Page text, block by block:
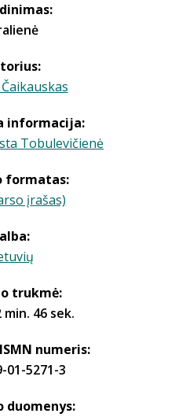
informacija:
Tobulevičienė
formatas:
įrašas)
trukmė:
min. 46 sek.
numeris:
01-5271-3
duomenys: